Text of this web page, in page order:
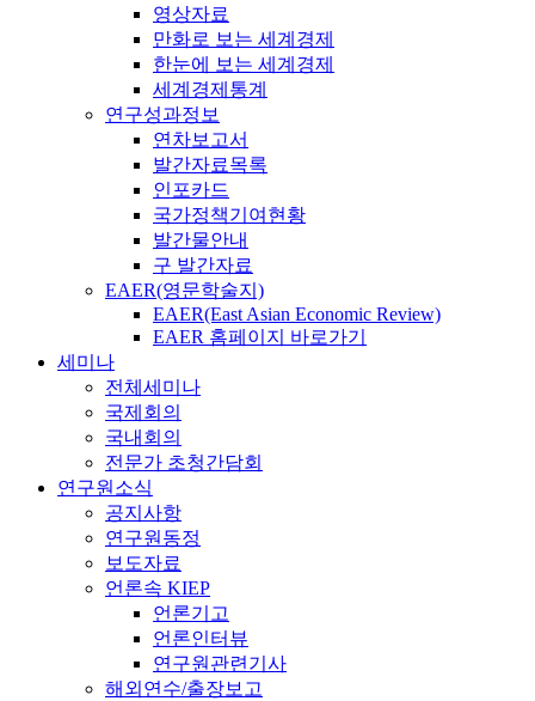
영상자료
만화로 보는 세계경제
한눈에 보는 세계경제
세계경제통계
연구성과정보
연차보고서
발간자료목록
인포카드
국가정책기여현황
발간물안내
구 발간자료
EAER(영문학술지)
EAER(East Asian Economic Review)
EAER 홈페이지 바로가기
세미나
전체세미나
국제회의
국내회의
전문가 초청간담회
연구원소식
공지사항
연구원동정
보도자료
언론속 KIEP
언론기고
언론인터뷰
연구원관련기사
해외연수/출장보고